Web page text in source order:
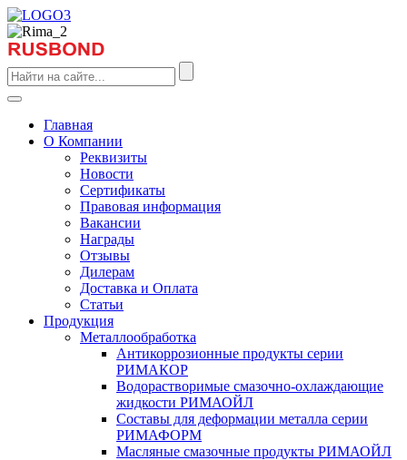
Главная
О Компании
Реквизиты
Новости
Сертификаты
Правовая информация
Вакансии
Награды
Отзывы
Дилерам
Доставка и Оплата
Статьи
Продукция
Металлообработка
Антикоррозионные продукты серии
РИМАКОР
Водорастворимые смазочно-охлаждающие
жидкости РИМАОЙЛ
Составы для деформации металла серии
РИМАФОРМ
Масляные смазочные продукты РИМАОЙЛ